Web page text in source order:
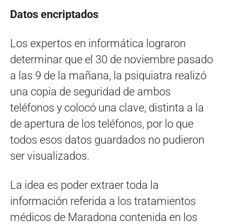
Datos encriptados
Los expertos en informática lograron
determinar que el 30 de noviembre pasado
a las 9 de la mañana, la psiquiatra realizó
una copia de seguridad de ambos
teléfonos y colocó una clave, distinta a la
de apertura de los teléfonos, por lo que
todos esos datos guardados no pudieron
ser visualizados.
La idea es poder extraer toda la
información referida a los tratamientos
médicos de Maradona contenida en los